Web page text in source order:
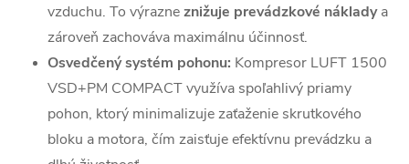
vzduchu. To výrazneznižuje prevádzkové nákladya
zároveň zachováva maximálnu účinnosť.
Osvedčený systém pohonu: Kompresor LUFT 1500
VSD+PM COMPACT využíva spoľahlivý priamy
pohon, ktorý minimalizuje zaťaženie skrutkového
bloku a motora, čím zaisťuje efektívnu prevádzku a